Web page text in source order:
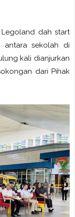
dah start
antara sekolah di
kali dianjurkan
dari Pihak